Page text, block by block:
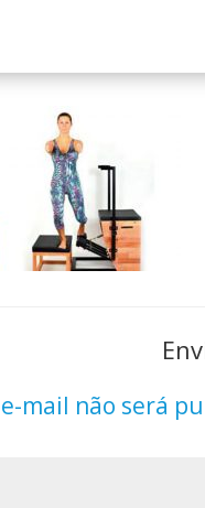
mail não será